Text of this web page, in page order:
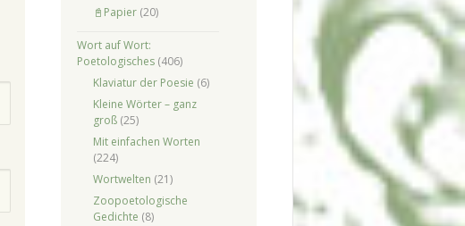
📓Papier(20)
Wort auf Wort:
Poetologisches(406)
Klaviatur der Poesie (6)
Kleine Wörter – ganz
groß(25)
Mit einfachen Worten
(224)
Wortwelten (21)
Zoopoetologische
Gedichte (8)